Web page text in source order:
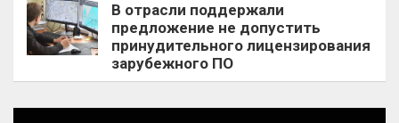
В отрасли поддержали
предложение не допустить
принудительного лицензирования
зарубежного ПО